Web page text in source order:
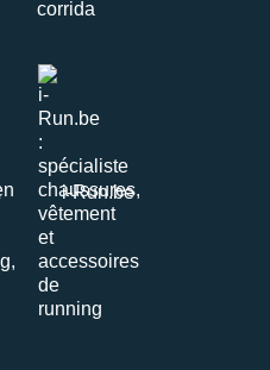
i-Run.be